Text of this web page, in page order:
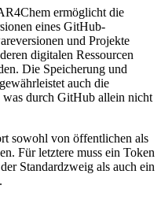
ermöglicht die
eines GitHub-
und Projekte
digitalen Ressourcen
Die Speicherung und
auch die
durch GitHub allein nicht
sowohl von öffentlichen als
Für letztere muss ein Token
Standardzweig als auch ein